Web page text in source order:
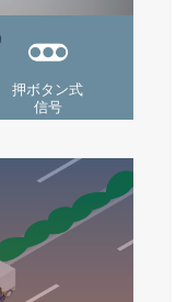
押ボタン式
信号